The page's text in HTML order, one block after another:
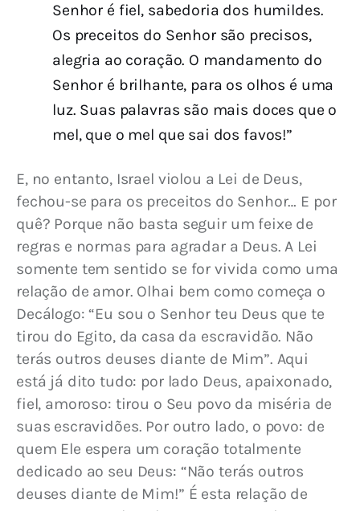
Senhor é fiel, sabedoria dos humildes.
Os preceitos do Senhor são precisos,
alegria ao coração. O mandamento do
Senhor é brilhante, para os olhos é uma
luz. Suas palavras são mais doces que o
mel, que o mel que sai dos favos!”
E, no entanto, Israel violou a Lei de Deus,
fechou-se para os preceitos do Senhor… E por
quê? Porque não basta seguir um feixe de
regras e normas para agradar a Deus. A Lei
somente tem sentido se for vivida como uma
relação de amor. Olhai bem como começa o
Decálogo: “Eu sou o Senhor teu Deus que te
tirou do Egito, da casa da escravidão. Não
terás outros deuses diante de Mim”. Aqui
está já dito tudo: por lado Deus, apaixonado,
fiel, amoroso: tirou o Seu povo da miséria de
suas escravidões. Por outro lado, o povo: de
quem Ele espera um coração totalmente
dedicado ao seu Deus: “Não terás outros
deuses diante de Mim!” É esta relação de